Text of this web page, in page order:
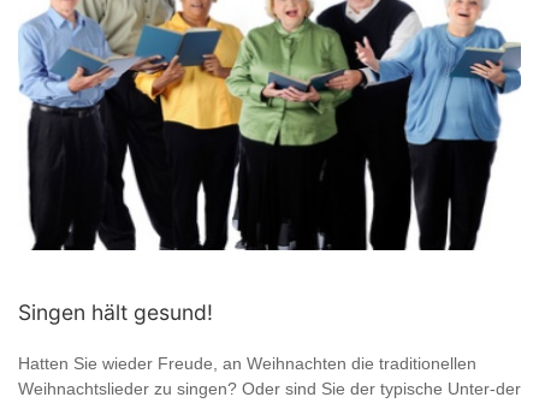
Singen hält gesund!
Hatten Sie wieder Freude, an Weihnachten die traditionellen
Weihnachtslieder zu singen? Oder sind Sie der typische Unter-der